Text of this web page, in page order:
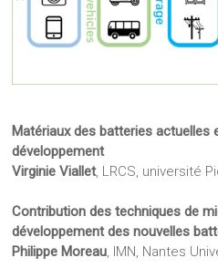
Matériaux des batteries actuelles
développement
Virginie Viallet, LRCS, université
Contribution des techniques de
développement des nouvelles
Philippe Moreau, IMN, Nantes